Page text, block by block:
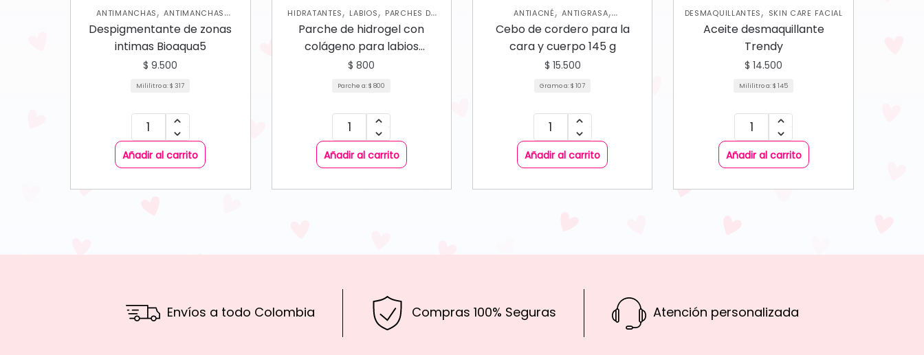
ANTIMANCHAS,ANTIMANCHAS
CORPORAL,SKIN CARE CORPORAL,
SKIN CARE FACIAL
Despigmentante de zonas
intimas Bioaqua5
$ 9.500
Mililitro a:$ 317
Añadir al carrito
HIDRATANTES, LABIOS, PARCHES DE
COLÁGENO PARA LABIOS,SKIN CARE
Parche de hidrogel con
colágeno para labios
resecos y agrietados
$ 800
Parche a:$ 800
Añadir al carrito
ANTIACNÉ,ANTIGRASA,
ANTIMANCHAS,ANTIMANCHAS
, ,
FACIAL
Cebo de cordero para la
cara y cuerpo 145 g
$ 15.500
Gramo a:$ 107
Añadir al carrito
DESMAQUILLANTES, SKIN CARE FACIAL
Aceite desmaquillante
Trendy
$ 14.500
Mililitro a:$ 145
Añadir al carrito
Envíos a todo Colombia Compras 100% Seguras Atención personalizada